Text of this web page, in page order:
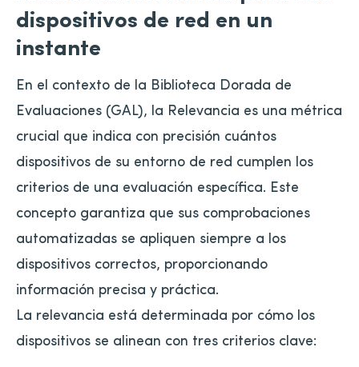
dispositivos de red en un
instante
En el contexto de la Biblioteca Dorada de
Evaluaciones (GAL), la Relevancia es una métrica
crucial que indica con precisión cuántos
dispositivos de su entorno de red cumplen los
criterios de una evaluación específica. Este
concepto garantiza que sus comprobaciones
automatizadas se apliquen siempre a los
dispositivos correctos, proporcionando
información precisa y práctica.
La relevancia está determinada por cómo los
dispositivos se alinean con tres criterios clave: